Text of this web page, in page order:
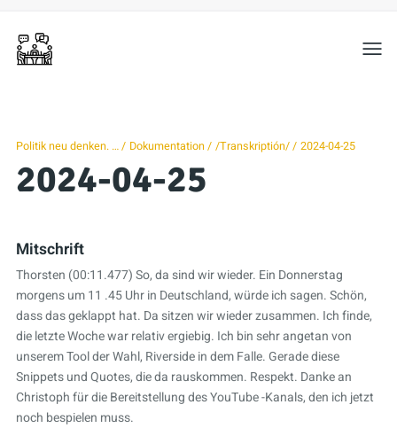
Politik neu denken. … Dokumentation /Transkriptión/ 2024-04-25
2024-04-25
Mitschrift
Thorsten (00:11.477) So, da sind wir wieder. Ein Donnerstag
morgens um 11 .45 Uhr in Deutschland, würde ich sagen. Schön,
dass das geklappt hat. Da sitzen wir wieder zusammen. Ich finde,
die letzte Woche war relativ ergiebig. Ich bin sehr angetan von
unserem Tool der Wahl, Riverside in dem Falle. Gerade diese
Snippets und Quotes, die da rauskommen. Respekt. Danke an
Christoph für die Bereitstellung des YouTube -Kanals, den ich jetzt
noch bespielen muss.